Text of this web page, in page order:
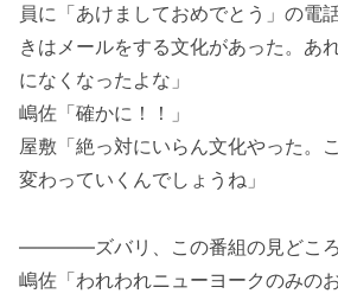
員に「あけましておめでとう」の電
きはメールをする文化があった。あ
になくなったよな」
嶋佐「確かに！！」
屋敷「絶っ対にいらん文化やった。
変わっていくんでしょうね」
————ズバリ、この番組の見どころ
嶋佐「われわれニューヨークのみの